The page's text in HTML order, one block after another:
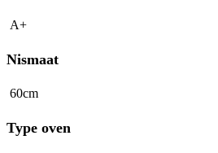
A+
Nismaat
60cm
Type oven